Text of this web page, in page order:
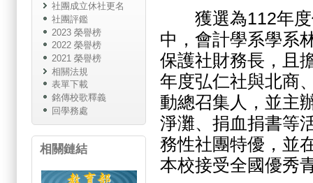
獲選為112年度
中，會計學系學系
保護社財務長，且
年度弘仁社與北商
動總召集人，並主
淨灘、捐血捐書等
務性社團特優，並
本校接受全國優秀
社團成立休社更名
社團評鑑
2023 榮譽榜
2022 榮譽榜
2021 榮譽榜
相關法規
表單下載
銘傳校歌釋義
回學務處
相關鏈結